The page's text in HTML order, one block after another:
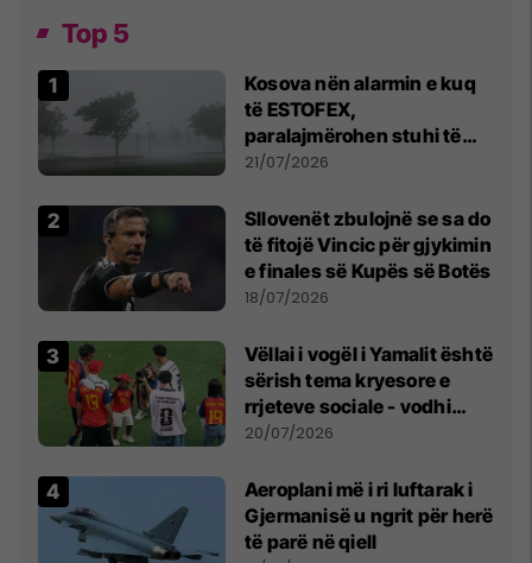
Top 5
Kosova nën alarmin e kuq
të ESTOFEX,
paralajmërohen stuhi të
fuqishme me breshër dhe
21/07/2026
Sllovenët zbulojnë se sa do
të fitojë Vincic për gjykimin
e finales së Kupës së Botës
18/07/2026
Vëllai i vogël i Yamalit është
sërish tema kryesore e
rrjeteve sociale - vodhi
vëmendjen pas finales së
20/07/2026
Aeroplani më i ri luftarak i
Gjermanisë u ngrit për herë
të parë në qiell